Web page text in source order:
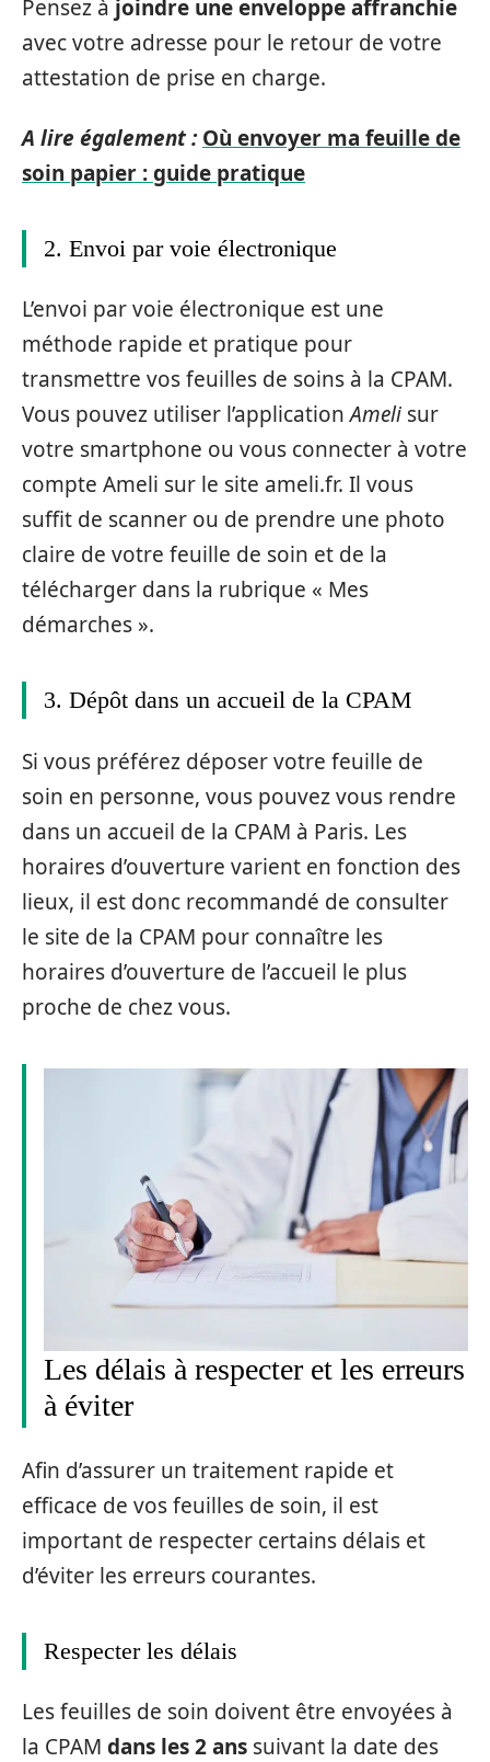
Pensez à joindre une enveloppe affranchie
avec votre adresse pour le retour de votre
attestation de prise en charge.
A lire également : Où envoyer ma feuille de
soin papier : guide pratique
2. Envoi par voie électronique
L’envoi par voie électronique est une
méthode rapide et pratique pour
transmettre vos feuilles de soins à la CPAM.
Vous pouvez utiliser l’applicationAmeli sur
votre smartphone ou vous connecter à votre
compte Ameli sur le site ameli.fr. Il vous
suffit de scanner ou de prendre une photo
claire de votre feuille de soin et de la
télécharger dans la rubrique « Mes
démarches ».
3. Dépôt dans un accueil de la CPAM
Si vous préférez déposer votre feuille de
soin en personne, vous pouvez vous rendre
dans un accueil de la CPAM à Paris. Les
horaires d’ouverture varient en fonction des
lieux, il est donc recommandé de consulter
le site de la CPAM pour connaître les
horaires d’ouverture de l’accueil le plus
proche de chez vous.
Les délais à respecter et les erreurs
à éviter
Afin d’assurer un traitement rapide et
efficace de vos feuilles de soin, il est
important de respecter certains délais et
d’éviter les erreurs courantes.
Respecter les délais
Les feuilles de soin doivent être envoyées à
la CPAM dans les 2 ans suivant la date des